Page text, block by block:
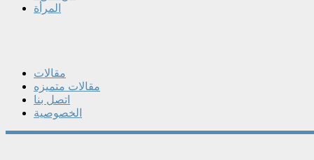
المرأة
مقالات
مقالات متميزه
اتصل بنا
الخصوصية